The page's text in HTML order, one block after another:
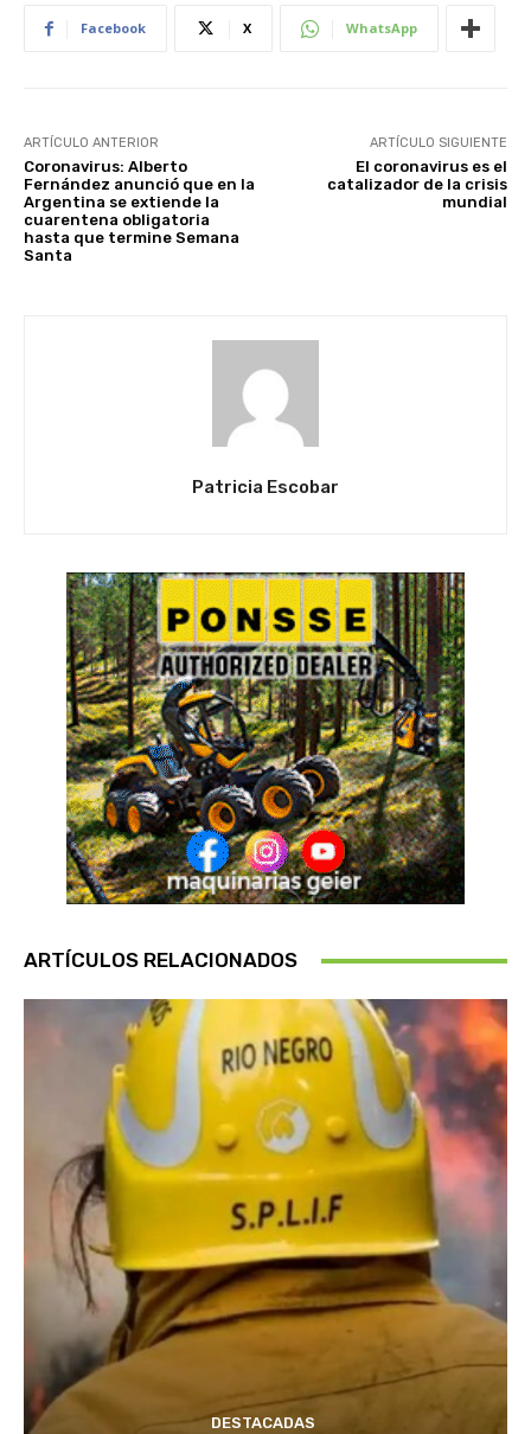
Facebook X WhatsApp
ARTÍCULO ANTERIOR
Coronavirus: Alberto
Fernández anunció que en la
Argentina se extiende la
cuarentena obligatoria
hasta que termine Semana
Santa
ARTÍCULO SIGUIENTE
El coronavirus es el
catalizador de la crisis
mundial
Patricia Escobar
ARTÍCULOS RELACIONADOS
DESTACADAS